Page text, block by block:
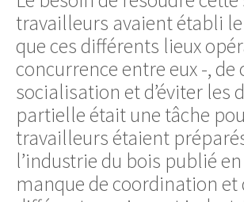
travailleurs avaient établi
que ces différents lieux
concurrence entre eux -,
socialisation et d’éviter les
partielle était une tâche
travailleurs étaient
l’industrie du bois publié
manque de coordination